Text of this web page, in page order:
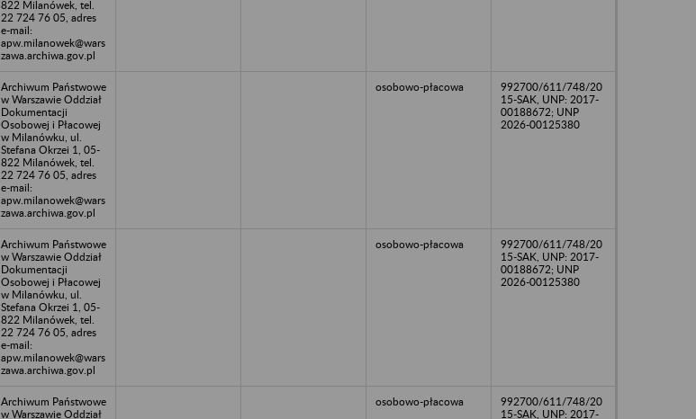
822 Milanówek, tel.
22 724 76 05, adres
e-mail:
apw.milanowek@wars
zawa.archiwa.gov.pl
Archiwum Państwowe
w Warszawie Oddział
Dokumentacji
Osobowej i Płacowej
w Milanówku, ul.
Stefana Okrzei 1, 05-
822 Milanówek, tel.
22 724 76 05, adres
e-mail:
apw.milanowek@wars
zawa.archiwa.gov.pl
osobowo-płacowa
992700/611/748/20
15-SAK, UNP: 2017-
00188672; UNP
2026-00125380
Archiwum Państwowe
w Warszawie Oddział
Dokumentacji
Osobowej i Płacowej
w Milanówku, ul.
Stefana Okrzei 1, 05-
822 Milanówek, tel.
22 724 76 05, adres
e-mail:
apw.milanowek@wars
zawa.archiwa.gov.pl
osobowo-płacowa
992700/611/748/20
15-SAK, UNP: 2017-
00188672; UNP
2026-00125380
Archiwum Państwowe
w Warszawie Oddział
osobowo-płacowa
992700/611/748/20
15-SAK, UNP: 2017-